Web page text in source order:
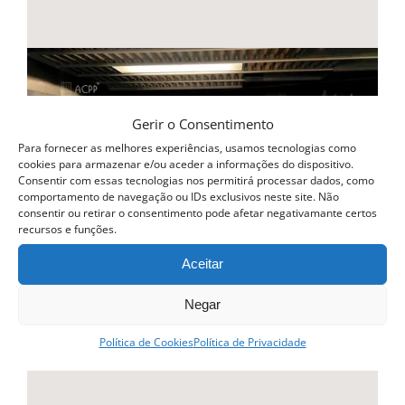
Gerir o Consentimento
Para fornecer as melhores experiências, usamos tecnologias como
cookies para armazenar e/ou aceder a informações do dispositivo.
Consentir com essas tecnologias nos permitirá processar dados, como
comportamento de navegação ou IDs exclusivos neste site. Não
consentir ou retirar o consentimento pode afetar negativamante certos
recursos e funções.
Aceitar
Negar
Política de CookiesPolítica de Privacidade